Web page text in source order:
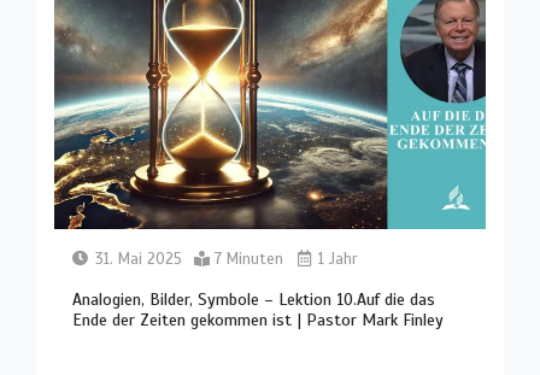
31. Mai 2025 7 Minuten 1 Jahr
Analogien, Bilder, Symbole – Lektion 10.Auf die das
Ende der Zeiten gekommen ist | Pastor Mark Finley